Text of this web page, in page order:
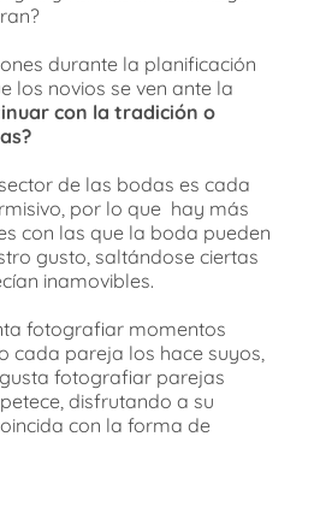
durante la planificación
los novios se ven ante la
con la tradición o
de las bodas es cada
por lo que hay más
con las que la boda pueden
gusto, saltándose ciertas
inamovibles.
fotografiar momentos
cada pareja los hace suyos,
fotografiar parejas
disfrutando a su
con la forma de